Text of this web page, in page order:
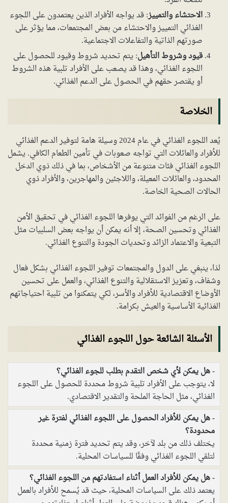
الاحتشاء والتمييز: قد يواجه الأفراد الذين يعتمدون على اللجوء
الغذائي التمييز والاحتشاء من بعض المجتمعات، مما يؤثر على
صورتهم الذاتية والتفاعلات الاجتماعية.
قيود وشروط التأهيل: يتم تحديد شروط وقيود للحصول على
اللجوء الغذائي، وهذا قد يصعب على الأفراد تلبية هذه الشروط
أو يقتصر حقهم في الحصول على الدعم الغذائي.
الخلاصة
يُعد اللجوء الغذائي في عام 2024 وسيلة هامة لتوفير الدعم الغذائي
للأفراد والعائلات التي تواجه صعوبات في تأمين الطعام الكافي. يشمل
اللجوء الغذائي فئات متنوعة من الأشخاص، بما في ذلك ذوي الدخل
المحدود، والعائلات المعيلة، واللاجئين والمهاجرين، والأفراد ذوي
الحالات الصحية الخاصة.
على الرغم من الفوائد التي يوفرها اللجوء الغذائي في تحقيق الأمن
الغذائي وتحسين الصحة، إلا أنه يمكن أن يواجه بعض السلبيات مثل
التبعية والاعتماد الزائد وتحديات الجودة والتنوع الغذائي.
لذا، ينبغي على الدول والمجتمعات توفير اللجوء الغذائي بشكل فعال
وشفاف، وتعزيز الاستقلالية والتنوع الغذائي، والعمل على تحسين
الأوضاع الاقتصادية للأفراد والأسر، لكي يتمكنوا من تلبية احتياجاتهم
الغذائية الأساسية والعيش بكرامة.
الأسئلة الشائعة حول اللجوء الغذائي
هل يمكن لأي شخص التقدم بطلب للجوء الغذائي؟
لا، يتوجب على الأفراد تلبية شروط محددة للحصول على اللجوء
الغذائي، مثل الحاجة الملحة والتقدير الاقتصادي.
هل يمكن للأفراد الحصول على اللجوء الغذائي لفترة غير
محدودة؟
يختلف ذلك من بلد لآخر، وقد يتم تحديد فترة زمنية محددة
لتلقي اللجوء الغذائي وفقًا للسياسات المحلية.
هل يمكن للأفراد العمل أثناء استفادتهم من اللجوء الغذائي؟
يعتمد ذلك على السياسات المحلية، حيث قد يُسمح للأفراد بالعمل